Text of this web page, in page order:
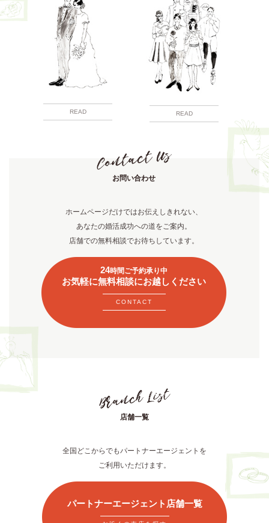
READ READ
お問い合わせ
ホームページだけではお伝えしきれない、
あなたの婚活成功への道をご案内。
店舗での無料相談でお待ちしています。
24時間ご予約承り中
お気軽に無料相談にお越しください
CONTACT
店舗一覧
全国どこからでもパートナーエージェントを
ご利用いただけます。
パートナーエージェント店舗一覧